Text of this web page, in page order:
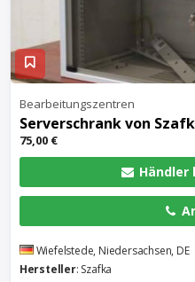
Bearbeitungszentren
75,00 €
Wiefelstede, Niedersachsen, DE
Hersteller: Szafka